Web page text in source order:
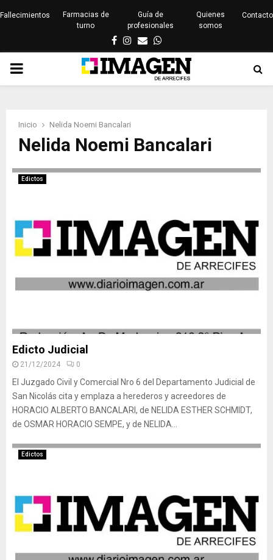
Fallecimientos
Farmacias de
turno
Guía de
profesionales
Quienes
somos
Contacto
Facebook
Instagram
EmailWhatsapp
PRIMARY
Inicio Nelida Noemi Bancalari
Nelida Noemi Bancalari
Edictos
Edicto Judicial
21/12/2024 0
El Juzgado Civil y Comercial Nro 6 del Departamento Judicial de
San Nicolás cita y emplaza a herederos y acreedores de
HORACIO ALBERTO BANCALARI, de NELIDA ESTHER SCHMIDT,
de OSMAR HORACIO SEMPE, y de NELIDA...
Edictos